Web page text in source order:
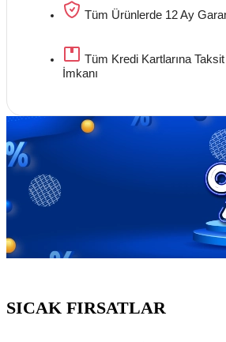
Tüm Ürünlerde 12 Ay
Tüm Kredi Kartlarına Taksit
İmkanı
SICAK FIRSATLAR